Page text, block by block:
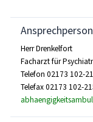
Ansprechperson
Herr Drenkelfort
Facharzt für
Telefon 02173 102-
Telefax 02173 102-